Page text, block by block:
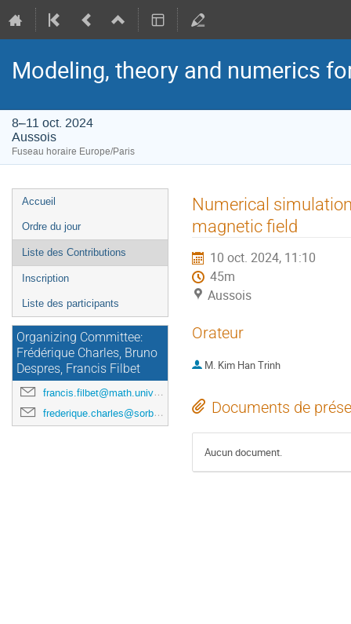
Modeling, theory and numerics
8–11 oct. 2024
Aussois
Fuseau horaire Europe/Paris
Menu
de
l'événement
Accueil
Ordre du jour
Liste des Contributions
Inscription
Liste des participants
Organizing Committee:
Frédérique Charles, Bruno
Despres, Francis Filbet
francis.filbet@math.univ-toulouse.fr
frederique.charles@sorbonne-universite.fr
Numerical
magnetic field
10 oct. 2024, 11:10
45m
Aussois
Orateur
M. Kim Han Trinh
Documents de
Aucun document.